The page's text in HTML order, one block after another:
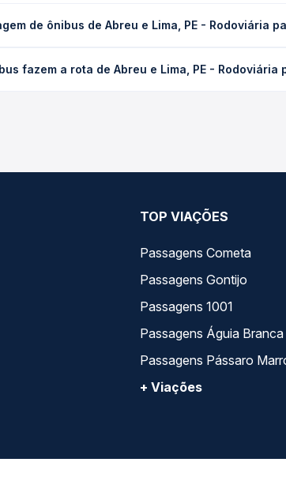
de tráfego. Na Quero Passagem você
de ônibus de Abreu e Lima, PE - Rodoviária
da compra. Na Quero Passagem você compara os
fazem a rota de Abreu e Lima, PE - Rodoviária
TOP VIAÇÕES
Passagens Cometa
Passagens Gontijo
Passagens 1001
Passagens Águia Branca
Passagens Pássaro
+ Viações